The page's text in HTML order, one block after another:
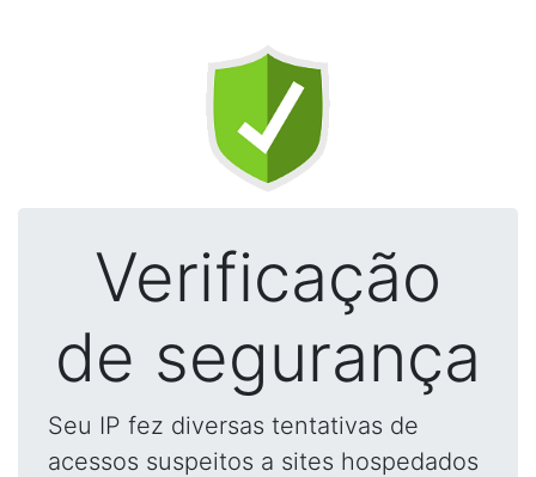
Verificação
de segurança
Seu IP fez diversas tentativas de
acessos suspeitos a sites hospedados